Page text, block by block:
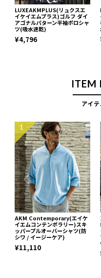
LUXEAKMPLUS(リュクスエ
イケイエムプラス)ゴルフ ダイ
アゴナルパターン半袖ポロシャ
ツ(吸水速乾)
¥4,796
ITEM
アイ
1
AKM Contemporary(エイケ
イエムコンテンポラリー)スキ
ッパープルオーバーシャツ(防
シワ / イージーケア)
¥11,110